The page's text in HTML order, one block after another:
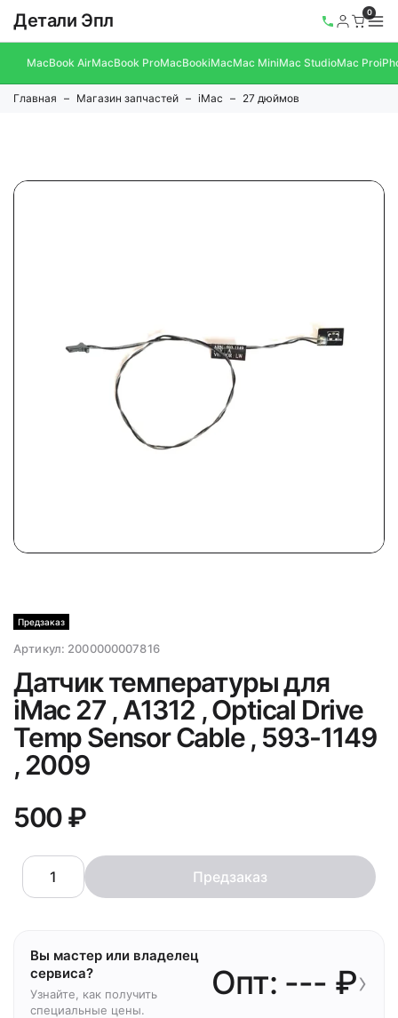
Детали Эпл 0
MacBook AirMacBook ProMacBookiMacMac MiniMac StudioMac Pro
Главная Магазин запчастей iMac 27 дюймов
Предзаказ
Артикул: 2000000007816
Датчик температуры для
iMac 27 , A1312 , Optical Drive
Temp Sensor Cable , 593-1149
, 2009
500 ₽
Предзаказ
Вы мастер или владелец
сервиса?
Узнайте, как получить
специальные цены.
Опт: --- ₽›